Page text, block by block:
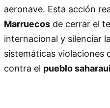
aeronave. Esta acción
Marruecos de cerrar el
internacional y silenciar
sistemáticas violaciones
contra el pueblo saharaui